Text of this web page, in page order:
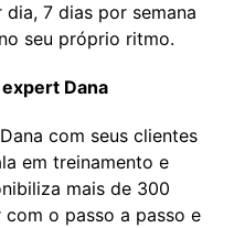
7 dias por semana
seu próprio ritmo.
Dana
com seus clientes
em treinamento e
mais de 300
o passo a passo e